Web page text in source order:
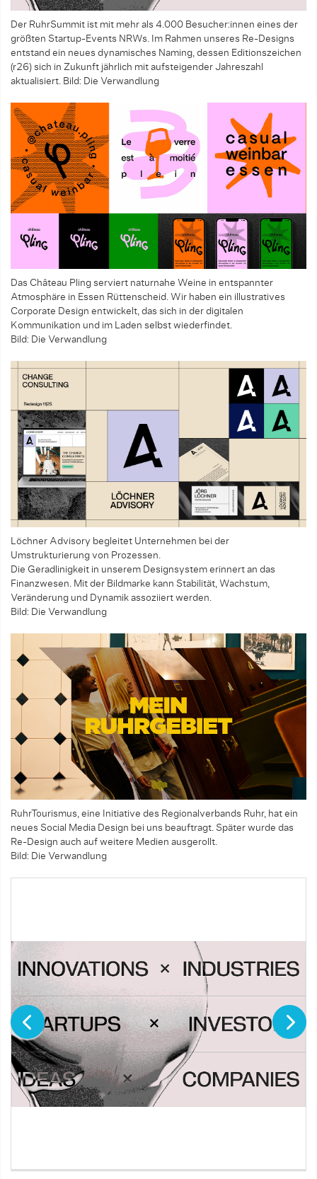
Der RuhrSummit ist mit mehr als 4.000 Besucher:innen eines der
größten Startup-Events NRWs. Im Rahmen unseres Re-Designs
entstand ein neues dynamisches Naming, dessen Editionszeichen
(r26) sich in Zukunft jährlich mit aufsteigender Jahreszahl
aktualisiert. Bild: Die Verwandlung
Das Château Pling serviert naturnahe Weine in entspannter
Atmosphäre in Essen Rüttenscheid. Wir haben ein illustratives
Corporate Design entwickelt, das sich in der digitalen
Kommunikation und im Laden selbst wiederfindet.
Bild: Die Verwandlung
Löchner Advisory begleitet Unternehmen bei der
Umstrukturierung von Prozessen.
Die Geradlinigkeit in unserem Designsystem erinnert an das
Finanzwesen. Mit der Bildmarke kann Stabilität, Wachstum,
Veränderung und Dynamik assoziiert werden.
Bild: Die Verwandlung
RuhrTourismus, eine Initiative des Regionalverbands Ruhr, hat ein
neues Social Media Design bei uns beauftragt. Später wurde das
Re-Design auch auf weitere Medien ausgerollt.
Bild: Die Verwandlung